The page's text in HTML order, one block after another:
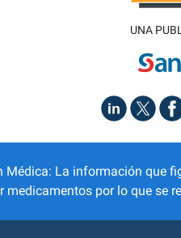
UNA
Médica: La información que
medicamentos por lo que se